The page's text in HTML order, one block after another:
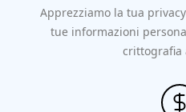
Apprezziamo la tua
tue informazioni
crittografia